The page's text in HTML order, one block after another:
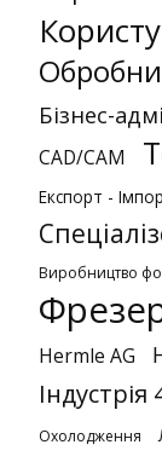
Бізнес-
CAD/CAM
Експорт -
Виробництво
Hermle AG
Індустрія
Охолодження